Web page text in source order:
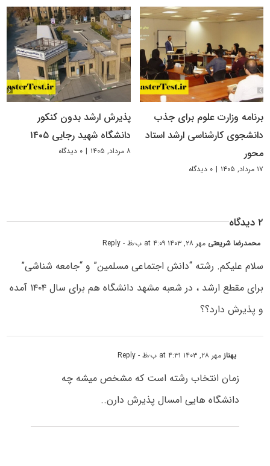
برنامه وزارت علوم برای جذب
دانشجوی کارشناسی ارشد استاد
محور
۱۷ مرداد, ۱۴۰۵ | ۰ دیدگاه
پذیرش ارشد بدون کنکور
دانشگاه شهید رجایی ۱۴۰۵
۸ مرداد, ۱۴۰۵ | ۰ دیدگاه
۲ دیدگاه
محمدرضا شریعتی مهر ۲۸, ۱۴۰۳ at ۴:۰۹ ب٫ظ - Reply
سلام علیکم. رشته “دانش اجتماعی مسلمین” و “جامعه شناشی”
برای مقطع ارشد ، در شعبه مشهد دانشگاه هم برای سال ۱۴۰۴ آمده
و پذیرش دارد؟؟
بهنازمهر ۲۸, ۱۴۰۳ at ۴:۳۱ ب٫ظ - Reply
زمان انتخاب رشته است که مشخص میشه چه
دانشگاه هایی امسال پذیرش دارن..